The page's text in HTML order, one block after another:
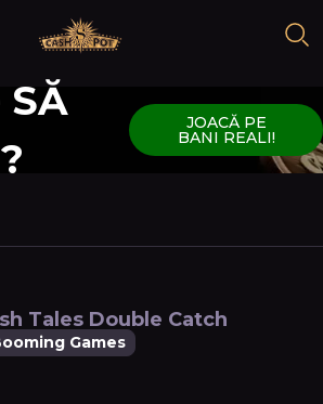
JOACĂ PE
BANI REALI!
Tales Double Catch
Games